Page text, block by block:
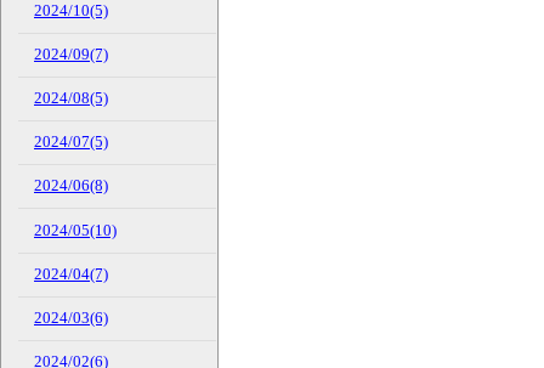
2024/10(5)
2024/09(7)
2024/08(5)
2024/07(5)
2024/06(8)
2024/05(10)
2024/04(7)
2024/03(6)
2024/02(6)